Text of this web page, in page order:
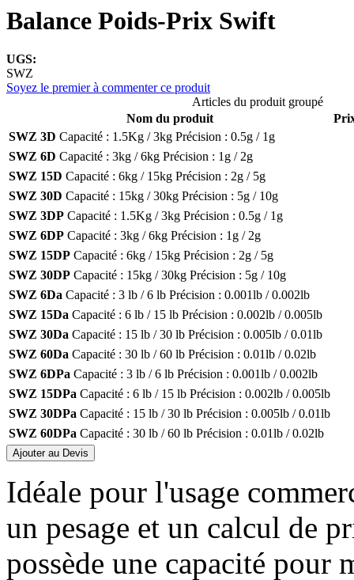
Balance Poids-Prix Swift
UGS:
SWZ
Soyez le premier à commenter ce produit
Articles du produit groupé
Nom du produit
SWZ 3D Capacité : 1.5Kg / 3kg Précision : 0.5g / 1g
SWZ 6D Capacité : 3kg / 6kg Précision : 1g / 2g
SWZ 15D Capacité : 6kg / 15kg Précision : 2g / 5g
SWZ 30D Capacité : 15kg / 30kg Précision : 5g / 10g
SWZ 3DP Capacité : 1.5Kg / 3kg Précision : 0.5g / 1g
SWZ 6DP Capacité : 3kg / 6kg Précision : 1g / 2g
SWZ 15DP Capacité : 6kg / 15kg Précision : 2g / 5g
SWZ 30DP Capacité : 15kg / 30kg Précision : 5g / 10g
SWZ 6Da Capacité : 3 lb / 6 lb Précision : 0.001lb / 0.002lb
SWZ 15Da Capacité : 6 lb / 15 lb Précision : 0.002lb / 0.005lb
SWZ 30Da Capacité : 15 lb / 30 lb Précision : 0.005lb / 0.01lb
SWZ 60Da Capacité : 30 lb / 60 lb Précision : 0.01lb / 0.02lb
SWZ 6DPa Capacité : 3 lb / 6 lb Précision : 0.001lb / 0.002lb
SWZ 15DPa Capacité : 6 lb / 15 lb Précision : 0.002lb / 0.005lb
SWZ 30DPa Capacité : 15 lb / 30 lb Précision : 0.005lb / 0.01lb
SWZ 60DPa Capacité : 30 lb / 60 lb Précision : 0.01lb / 0.02lb
Ajouter au Devis
Idéale pour l'usage
un pesage et un calcul de
possède une capacité